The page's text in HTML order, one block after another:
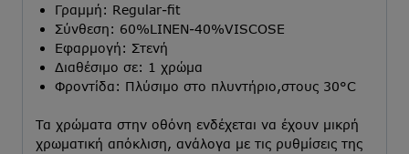
Γραμμή: Regular-fit
Σύνθεση: 60%LINEN-40%VISCOSE
Εφαρμογή: Στενή
Διαθέσιμο σε: 1 χρώμα
Φροντίδα: Πλύσιμο στο πλυντήριο,στους 30°C
Τα χρώματα στην οθόνη ενδέχεται να έχουν μικρή
χρωματική απόκλιση, ανάλογα με τις ρυθμίσεις της